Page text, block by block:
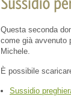
Questa seconda
come già avvenuto
Michele.
È possibile
Sussidio